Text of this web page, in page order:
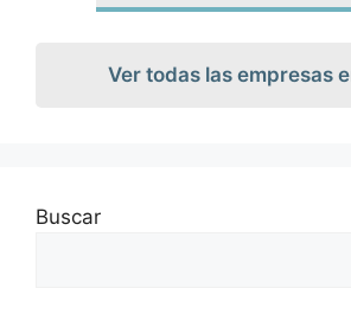
Ver todas las empresas
Buscar